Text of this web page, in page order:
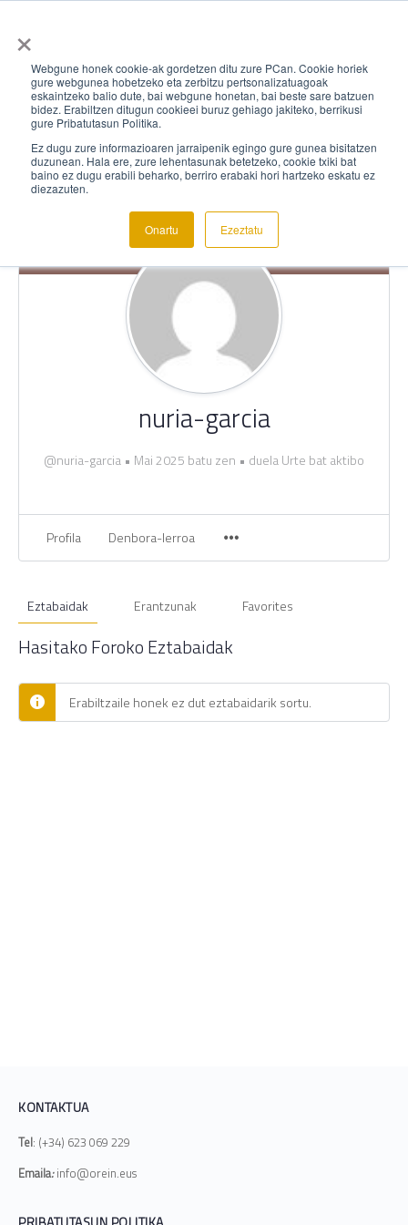
×
Webgune honek cookie-ak gordetzen ditu zure PCan. Cookie horiek
gure webgunea hobetzeko eta zerbitzu pertsonalizatuagoak
eskaintzeko balio dute, bai webgune honetan, bai beste sare batzuen
bidez. Erabiltzen ditugun cookieei buruz gehiago jakiteko, berrikusi
gure Pribatutasun Politika.
Ez dugu zure informazioaren jarraipenik egingo gure gunea bisitatzen
duzunean. Hala ere, zure lehentasunak betetzeko, cookie txiki bat
baino ez dugu erabili beharko, berriro erabaki hori hartzeko eskatu ez
diezazuten.
Onartu Ezeztatu
nuria-garcia
@nuria-garcia • Mai 2025 batu zen • duela Urte bat aktibo
Profila Denbora-lerroa
Eztabaidak Erantzunak Favorites
Hasitako Foroko Eztabaidak
Erabiltzaile honek ez dut eztabaidarik sortu.
KONTAKTUA
Tel: (+34) 623 069 229
Emaila:info@orein.eus